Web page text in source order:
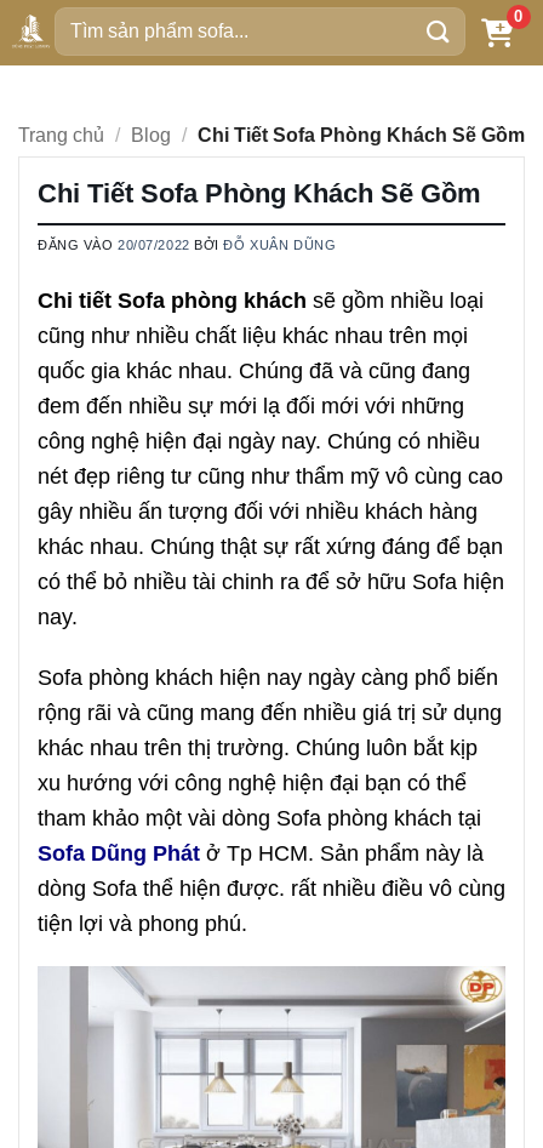
qua
Tìm
kiếm:
0
Trang chủ / Blog / Chi Tiết Sofa Phòng Khách Sẽ Gồm
Chi Tiết Sofa Phòng Khách Sẽ Gồm
ĐĂNG VÀO20/07/2022 BỞIĐỖ XUÂN DŨNG
Chi tiết Sofa phòng khách sẽ gồm nhiều loại
cũng như nhiều chất liệu khác nhau trên mọi
quốc gia khác nhau. Chúng đã và cũng đang
đem đến nhiều sự mới lạ đối mới với những
công nghệ hiện đại ngày nay. Chúng có nhiều
nét đẹp riêng tư cũng như thẩm mỹ vô cùng cao
gây nhiều ấn tượng đối với nhiều khách hàng
khác nhau. Chúng thật sự rất xứng đáng để bạn
có thể bỏ nhiều tài chinh ra để sở hữu Sofa hiện
nay.
Sofa phòng khách hiện nay ngày càng phổ biến
rộng rãi và cũng mang đến nhiều giá trị sử dụng
khác nhau trên thị trường. Chúng luôn bắt kịp
xu hướng với công nghệ hiện đại bạn có thể
tham khảo một vài dòng Sofa phòng khách tại
Sofa Dũng Phát ở Tp HCM. Sản phẩm này là
dòng Sofa thể hiện được. rất nhiều điều vô cùng
tiện lợi và phong phú.